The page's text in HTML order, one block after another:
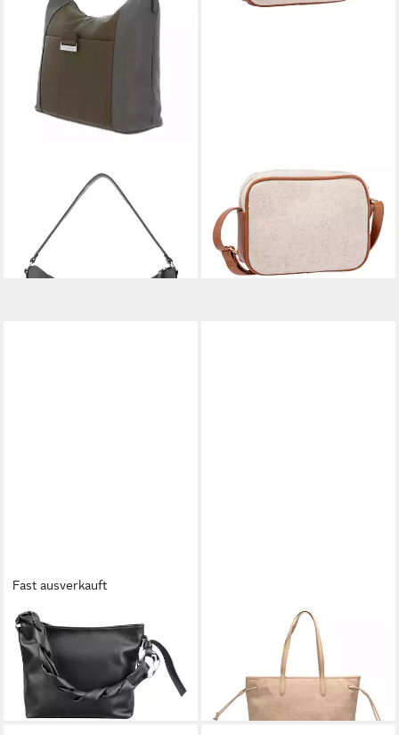
GERRY WEBER
Shopper Talking Mix
28,00 € UVP
lieferbar - in 2-3 Werktagen bei dir
GERRY WEBER
Schultertasche Shoulder Bag
45,59 €
UVP 59,99 €
-24%
lieferbar - in 2-3 Werktagen bei dir
Fast ausverkauft
GERRY WEBER
Schultertasche Chained
36,00 €
UVP 89,99 €
-60%
lieferbar - in 2-3 Werktagen bei dir
Shopper Shopper
lieferbar - in 2-3 Werktagen bei dir